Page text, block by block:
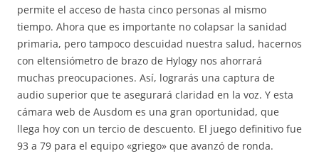
permite el acceso de hasta cinco personas al mismo
tiempo. Ahora que es importante no colapsar la sanidad
primaria, pero tampoco descuidad nuestra salud, hacernos
con eltensiómetro de brazo de Hylogy nos ahorrará
muchas preocupaciones. Así, lograrás una captura de
audio superior que te asegurará claridad en la voz. Y esta
cámara web de Ausdom es una gran oportunidad, que
llega hoy con un tercio de descuento. El juego definitivo fue
93 a 79 para el equipo «griego» que avanzó de ronda.